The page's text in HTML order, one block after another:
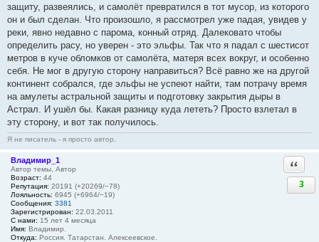
защиту, развеялись, и самолёт превратился в тот мусор, из которого
он и был сделан. Что произошло, я рассмотрел уже падая, увидев у
реки, явно недавно с парома, конный отряд. Далековато чтобы
определить расу, но уверен - это эльфы. Так что я падал с шестисот
метров в куче обломков от самолёта, матеря всех вокруг, и особенно
себя. Не мог в другую сторону направиться? Всё равно же на другой
континент собрался, где эльфы не успеют найти, там потрачу время
на амулеты астральной защиты и подготовку закрытия дыры в
Астрал. И ушёл бы. Какая разницу куда лететь? Просто взлетал в
эту сторону, и вот так получилось.
Я не писатель - я просто автор.
Владимир_1
Автор темы, Автор
Возраст: 44
Репутация: 20191 (+20269/−78)
Лояльность: 6945 (+6964/−19)
Сообщения: 3381
Зарегистрирован: 22.03.2011
С нами: 15 лет 4 месяца
Имя: Владимир.
Откуда: Россия. Татарстан. Алексеевское.
3